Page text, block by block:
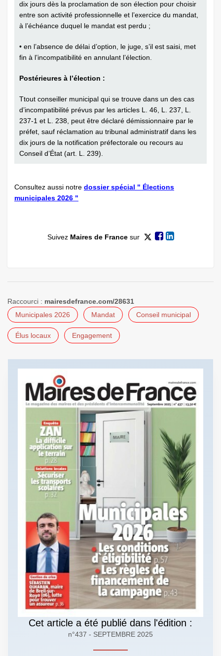
dix jours dès la proclamation de son élection pour choisir
entre son activité professionnelle et l’exercice du mandat,
à l’échéance duquel le mandat est perdu ;
• en l’absence de délai d’option, le juge, s’il est saisi, met
fin à l’incompatibilité en annulant l’élection.
Postérieures à l’élection :
Ttout conseiller municipal qui se trouve dans un des cas
d’incompatibilité prévus par les articles L. 46, L. 237, L.
237-1 et L. 238, peut être déclaré démissionnaire par le
préfet, sauf réclamation au tribunal administratif dans les
dix jours de la notification préfectorale ou recours au
Conseil d’État (art. L. 239).
Consultez aussi notre dossier spécial " Élections
municipales 2026 "
Suivez Maires de Francesur
Raccourci : mairesdefrance.com/28631
Municipales 2026
Mandat Conseil municipal
Élus locaux Engagement
Cet article a été publié dans l'édition :
n°437 - SEPTEMBRE 2025